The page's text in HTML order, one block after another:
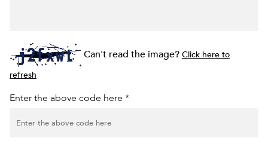
Can't read the image?Click here to
refresh
Enter the above code here *